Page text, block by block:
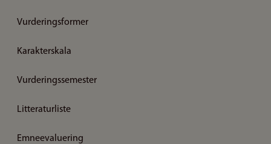
Vurderingsformer
Karakterskala
Vurderingssemester
Litteraturliste
Emneevaluering